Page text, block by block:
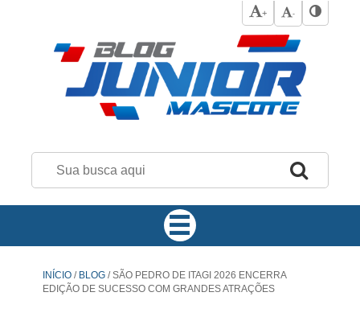
+ -
INÍCIO / BLOG /SÃO PEDRO DE ITAGI 2026 ENCERRA
EDIÇÃO DE SUCESSO COM GRANDES ATRAÇÕES